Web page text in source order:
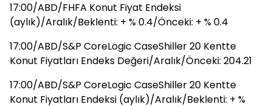
17:00/ABD/FHFA Konut Fiyat Endeksi
(aylık)/Aralık/Beklenti: + % 0.4/Önceki: + % 0.4
17:00/ABD/S&P CoreLogic CaseShiller 20 Kentte
Konut Fiyatları Endeks Değeri/Aralık/Önceki: 204.21
17:00/ABD/S&P CoreLogic CaseShiller 20 Kentte
Konut Fiyatları Endeksi (aylık)/Aralık/Beklenti: + %